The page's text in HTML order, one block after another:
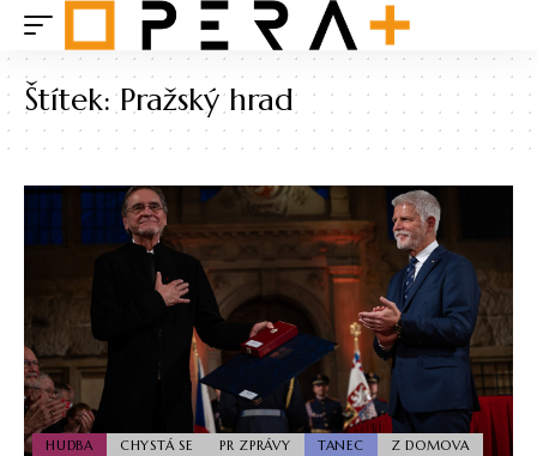
Štítek:Pražský hrad
HUDBA CHYSTÁ SE PR ZPRÁVY TANEC
Z DOMOVA